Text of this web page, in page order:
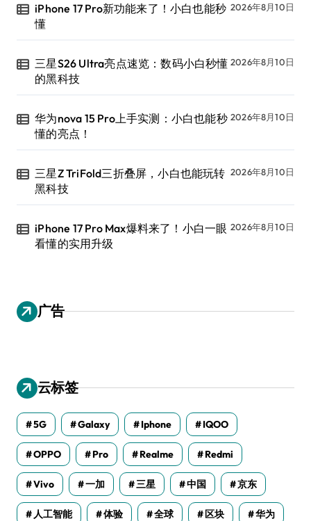
iPhone 17 Pro新功能来了！小白也能秒
懂
2026年8月10日
三星S26 Ultra亮点速览：数码小白秒懂
的黑科技
2026年8月10日
华为nova 15 Pro上手实测：小白也能秒
懂的亮点！
2026年8月10日
三星Z TriFold三折叠屏，小白也能玩转
黑科技
2026年8月10日
iPhone 17 Pro Max爆料来了！小白一眼
看懂的实用升级
2026年8月10日
广告
云标签
5G Galaxy Iphone IQOO
OPPO Pro Realme Redmi
Vivo 一加 三星 中国 京东
人工智能 体验 全球 区块 华为